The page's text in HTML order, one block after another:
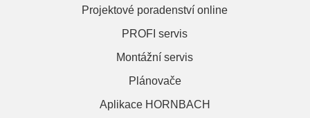
Projektové poradenství online
PROFI servis
Montážní servis
Plánovače
Aplikace HORNBACH